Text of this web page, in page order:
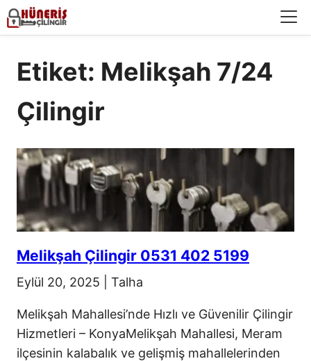
Etiket: Melikşah 7/24
Çilingir
Melikşah Çilingir 0531 402 5199
Eylül 20, 2025 Talha
Melikşah Mahallesi’nde Hızlı ve Güvenilir Çilingir
Hizmetleri – KonyaMelikşah Mahallesi, Meram
ilçesinin kalabalık ve gelişmiş mahallelerinden